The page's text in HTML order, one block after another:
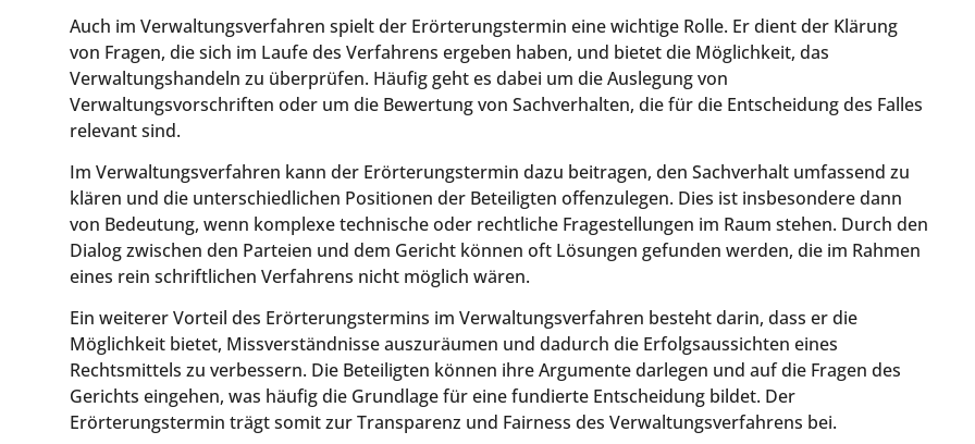
Auch im Verwaltungsverfahren spielt der Erörterungstermin eine wichtige Rolle. Er dient der Klärung
von Fragen, die sich im Laufe des Verfahrens ergeben haben, und bietet die Möglichkeit, das
Verwaltungshandeln zu überprüfen. Häufig geht es dabei um die Auslegung von
Verwaltungsvorschriften oder um die Bewertung von Sachverhalten, die für die Entscheidung des Falles
relevant sind.
Im Verwaltungsverfahren kann der Erörterungstermin dazu beitragen, den Sachverhalt umfassend zu
klären und die unterschiedlichen Positionen der Beteiligten offenzulegen. Dies ist insbesondere dann
von Bedeutung, wenn komplexe technische oder rechtliche Fragestellungen im Raum stehen. Durch den
Dialog zwischen den Parteien und dem Gericht können oft Lösungen gefunden werden, die im Rahmen
eines rein schriftlichen Verfahrens nicht möglich wären.
Ein weiterer Vorteil des Erörterungstermins im Verwaltungsverfahren besteht darin, dass er die
Möglichkeit bietet, Missverständnisse auszuräumen und dadurch die Erfolgsaussichten eines
Rechtsmittels zu verbessern. Die Beteiligten können ihre Argumente darlegen und auf die Fragen des
Gerichts eingehen, was häufig die Grundlage für eine fundierte Entscheidung bildet. Der
Erörterungstermin trägt somit zur Transparenz und Fairness des Verwaltungsverfahrens bei.